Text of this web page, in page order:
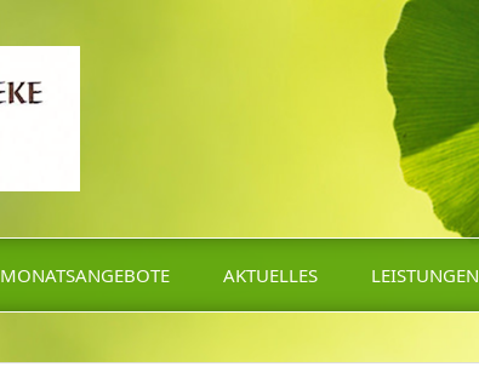
MONATSANGEBOTE AKTUELLES LEISTUNGEN